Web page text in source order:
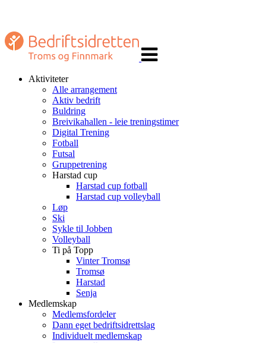
navigasjon
Aktiviteter
Alle arrangement
Aktiv bedrift
Buldring
Breivikahallen - leie treningstimer
Digital Trening
Fotball
Futsal
Gruppetrening
Harstad cup
Harstad cup fotball
Harstad cup volleyball
Løp
Ski
Sykle til Jobben
Volleyball
Ti på Topp
Vinter Tromsø
Tromsø
Harstad
Senja
Medlemskap
Medlemsfordeler
Dann eget bedriftsidrettslag
Individuelt medlemskap